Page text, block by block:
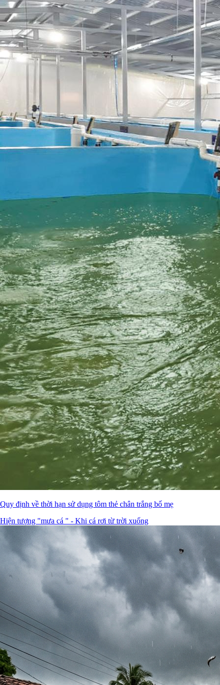
Quy định về thời hạn sử dụng tôm thẻ chân trắng bố mẹ
Hiện tượng "mưa cá " - Khi cá rơi từ trời xuống